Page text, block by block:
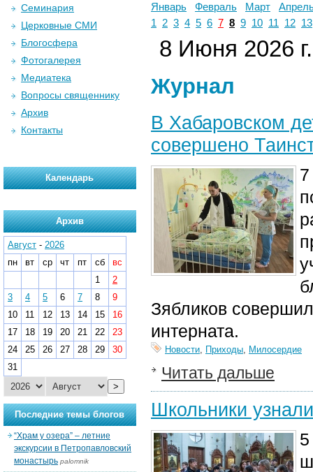
Январь Февраль Март
1
2 3 4 5 6 7 8 9 10 11 12 13
8 Июня 2026 г.
Журнал
В Хабаровском
совершено
Зябликов
интерната.
Новости, Приходы, Милосердие
Читать дальше
Школьники
Семинария
Церковные СМИ
Блогосфера
Фотогалерея
Медиатека
Вопросы священнику
Архив
Контакты
Календарь
Архив
Август - 2026
пн
вт ср чт пт сб
вс
1
2
3
4 5 6 7 8
9
10
11 12 13 14 15
16
17
18 19 20 21 22
23
24
25 26 27 28 29
30
31
>
Последние темы блогов
“Храм у озера” – летние
экскурсии в Петропавловский
монастырь palomnik